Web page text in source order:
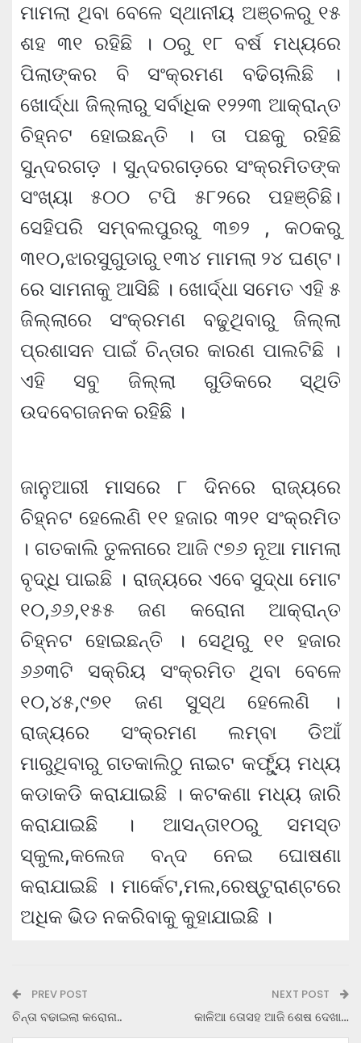
ମାମଲା ଥିବା ବେଳେ ସ୍ଥାନୀୟ ଅଞ୍ଚଳରୁ ୧୫
ଶହ ୩୧ ରହିଛି । ୦ରୁ ୧୮ ବର୍ଷ ମଧ୍ୟରେ
ପିଲାଙ୍କର ବି ସଂକ୍ରମଣ ବଢିଚାଲିଛି ।
ଖୋର୍ଦ୍ଧା ଜିଲ୍ଲାରୁ ସର୍ବାଧିକ ୧୨୨୩ ଆକ୍ରାନ୍ତ
ଚିହ୍ନଟ ହୋଇଛନ୍ତି । ତା ପଛକୁ ରହିଛି
ସୁନ୍ଦରଗଡ଼ । ସୁନ୍ଦରଗଡ଼ରେ ସଂକ୍ରମିତଙ୍କ
ସଂଖ୍ୟା ୫୦୦ ଟପି ୫୮୨ରେ ପହଞ୍ଚିଛି।
ସେହିପରି ସମ୍ବଲପୁରରୁ ୩୭୨ , କଠକରୁ
୩୧୦,ଝାରସୁଗୁଡାରୁ ୧୩୪ ମାମଲା ୨୪ ଘଣ୍ଟ।
ରେ ସାମନାକୁ ଆସିଛି । ଖୋର୍ଦ୍ଧା ସମେତ ଏହି ୫
ଜିଲ୍ଲାରେ ସଂକ୍ରମଣ ବଢୁଥିବାରୁ ଜିଲ୍ଲା
ପ୍ରଶାସନ ପାଇଁ ଚିନ୍ତାର କାରଣ ପାଲଟିଛି ।
ଏହି ସବୁ ଜିଲ୍ଲା ଗୁଡିକରେ ସ୍ଥିତି
ଉଦବେଗଜନକ ରହିଛି ।
ଜାନୁଆରୀ ମାସରେ ୮ ଦିନରେ ରାଜ୍ୟରେ
ଚିହ୍ନଟ ହେଲେଣି ୧୧ ହଜାର ୩୨୧ ସଂକ୍ରମିତ
। ଗତକାଲି ତୁଳନାରେ ଆଜି ୯୭୬ ନୂଆ ମାମଲା
ବୃଦ୍ଧି ପାଇଛି । ରାଜ୍ୟରେ ଏବେ ସୁଦ୍ଧା ମୋଟ
୧୦,୬୬,୧୫୫ ଜଣ କରୋନା ଆକ୍ରାନ୍ତ
ଚିହ୍ନଟ ହୋଇଛନ୍ତି । ସେଥିରୁ ୧୧ ହଜାର
୬୬୩ଟି ସକ୍ରିୟ ସଂକ୍ରମିତ ଥିବା ବେଳେ
୧୦,୪୫,୯୭୧ ଜଣ ସୁସ୍ଥ ହେଲେଣି ।
ରାଜ୍ୟରେ ସଂକ୍ରମଣ ଲମ୍ବା ଡିଆଁ
ମାରୁଥିବାରୁ ଗତକାଲିଠୁ ନାଇଟ କର୍ଫ୍ୟୁ ମଧ୍ୟ
କଡାକଡି କରାଯାଇଛି । କଟକଣା ମଧ୍ୟ ଜାରି
କରାଯାଇଛି । ଆସନ୍ତା୧୦ରୁ ସମସ୍ତ
ସ୍କୁଲ,କଲେଜ ବନ୍ଦ ନେଇ ଘୋଷଣା
କରାଯାଇଛି । ମାର୍କେଟ,ମଲ,ରେଷ୍ଟୁରାଣ୍ଟରେ
ଅଧିକ ଭିଡ ନକରିବାକୁ କୁହାଯାଇଛି ।
PREV POST
ଚିନ୍ତା ବଢାଇଲା କରୋନା..
NEXT POST
କାଳିଆ ତୋସହ ଆଜି ଶେଷ ଦେଖା…